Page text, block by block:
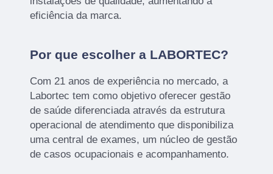
eficiência da marca.
Por que escolher a LABORTEC?
Com 21 anos de experiência no mercado, a
Labortec tem como objetivo oferecer gestão
de saúde diferenciada através da estrutura
operacional de atendimento que disponibiliza
uma central de exames, um núcleo de gestão
de casos ocupacionais e acompanhamento.